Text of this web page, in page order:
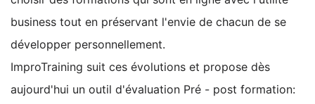
business tout en préservant l'envie de chacun de se
développer personnellement.
ImproTraining suit ces évolutions et propose dès
aujourd'hui un outil d'évaluation Pré - post formation: